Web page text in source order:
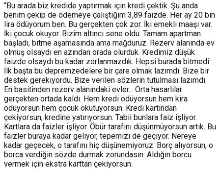
“Bu arada biz kredide yaptırmak için kredi çektik. Şu anda
benim çekip de ödemeye çalıştığım 3,89 faizde. Her ay 20 bin
lira ödüyorum ben. Bu gerçekten çok zor. İki emekli maaşı var.
İki çocuk okuyor. Bizim altıncı sene oldu. Tamam apartman
başladı, bitme aşamasında ama mağduruz. Rezerv alanında ev
olmuş olsaydı en azından orada olurduk. Kredimiz düşük
faizde olsaydı bu kadar zorlanmazdık. Hepsi burada bitmedi.
İlk başta bu depremzedelere bir çare olmak lazımdı. Bize bir
destek gerekiyordu. Bize verilen sözlerin tutulması lazımdı.
En basitinden rezerv alanındaki evler... Orta hasarlılar
gerçekten ortada kaldı. Hem kredi ödüyorsun hem kira
ödüyorsun hem çocuk okutuyorsun. Kredi kartından
çekiyorsun, kredine yatırıyorsun. Tabii bunlara faiz işliyor.
Kartlara da faizler işliyor. Öbür tarafını düşünmüyorsun artık. Bu
faizler buraya kadar geliyor, tepemizi de geçiyor. Nereye
kadar geçecek, o tarafını hiç düşünemiyoruz. Borç alıyorsun, o
borca verdiğin sözde durmak zorundasın. Aldığın borcu
vermek için ekstra karttan çekiyorsun.